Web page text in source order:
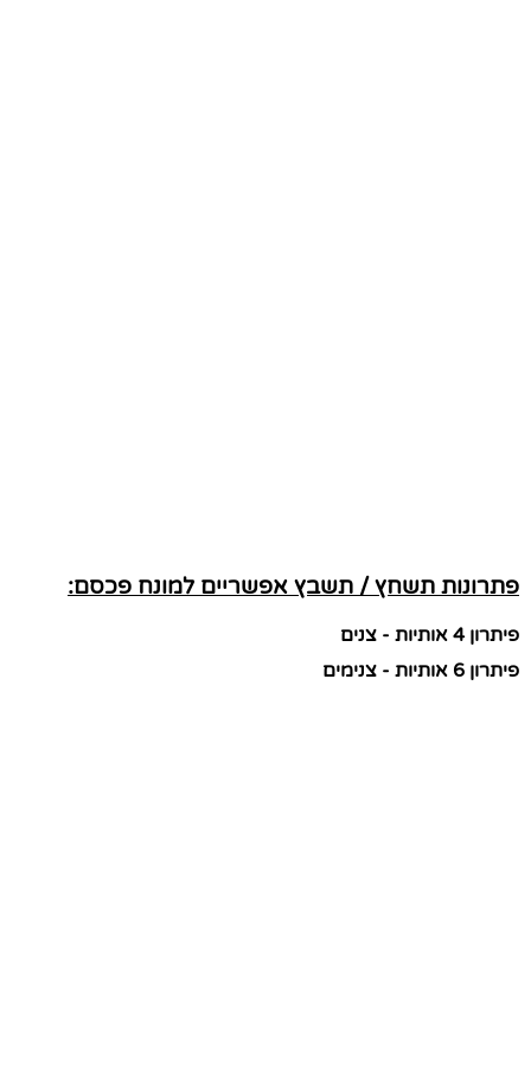
פתרונות תשחץ / תשבץ אפשריים למונח פכסם:
פיתרון 4 אותיות - צנים
פיתרון 6 אותיות - צנימים